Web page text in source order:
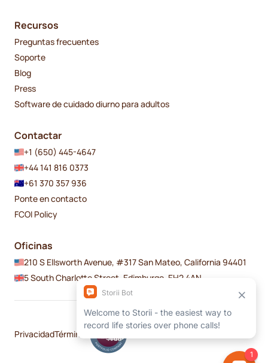
Recursos
Preguntas frecuentes
Soporte
Blog
Press
Software de cuidado diurno para adultos
Contactar
+1 (650) 445-4647
+44 141 816 0373
+61 370 357 936
Ponte en contacto
FCOI Policy
Oficinas
210 S Ellsworth Avenue, #317 San Mateo, California 94401
5 South Charlotte Street, Edimburgo, EH2 4AN
PrivacidadTérminos